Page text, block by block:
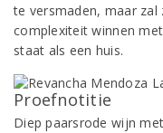
te versmaden, maar
complexiteit winnen
staat als een huis.
Proefnotitie
Diep paarsrode wijn